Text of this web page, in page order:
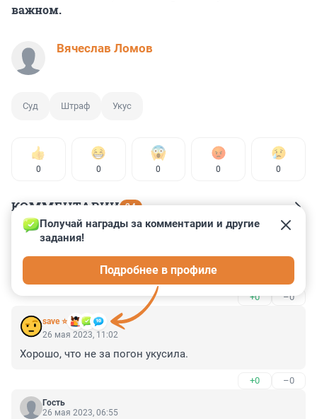
важном.
Вячеслав Ломов
Суд Штраф Укус
0 0 0 0 0
КОММЕНТАРИИ 24
Гость
Полицая наградили орденом?
+0 –0
save ⭐
Получай награды за комментарии и другие
задания!
Подробнее в профиле
26 мая 2023, 11:02
Хорошо, что не за погон укусила.
+0 –0
Гость
26 мая 2023, 06:55